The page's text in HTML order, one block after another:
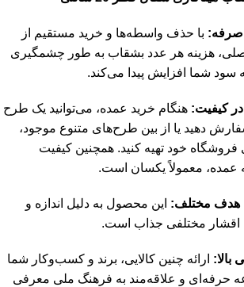
با حذف واسطه‌ها و خرید مستقیم از
اصلی، هزینه هر عدد بشقاب به طور چشمگیری
سود شما افزایش پیدا می‌کند.
کیفیت: هنگام خرید عمده، می‌توانید یک طرح
دهید یا از بین طرح‌های متنوع موجود،
خود تهیه کنید. همچنین کیفیت
معمولاً یکسان است.
هدف مختلف: این محصول به دلیل اندازه و
مختلفی جذاب است.
بالا: ارائه چنین کالایی، برند و کسب‌وکار شما
حرفه‌ای و علاقه‌مند به فرهنگ ملی معرفی